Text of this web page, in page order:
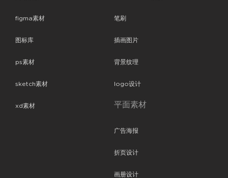
figma素材
图标库
ps素材
sketch素材
xd素材
笔刷
插画图片
背景纹理
logo设计
平面素材
广告海报
折页设计
画册设计